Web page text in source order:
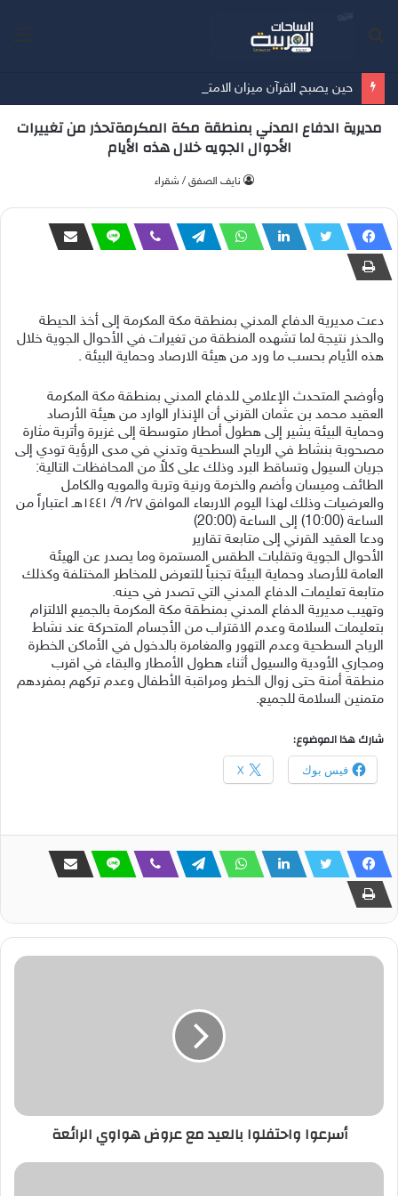
مديرية الدفاع المدني بمنطقة مكة المكرمةتحذر من تغييرات
الأحوال الجويه خلال هذه الأيام
‫نايف الصفق / شقراء
دعت مديرية الدفاع المدني بمنطقة مكة المكرمة إلى أخذ الحيطة
والحذر نتيجة لما تشهده المنطقة من تغيرات في الأحوال الجوية خلال
هذه الأيام بحسب ما ورد من هيئة الارصاد وحماية البيئة .
‏‎وأوضح المتحدث الإعلامي للدفاع المدني بمنطقة مكة المكرمة
العقيد محمد بن عثمان القرني أن الإنذار الوارد من هيئة الأرصاد
وحماية البيئة يشير إلى هطول أمطار متوسطة إلى غزيرة وأتربة مثارة
مصحوبة بنشاط في الرياح السطحية وتدني في مدى الرؤية تودي إلى
جريان السيول وتساقط البرد وذلك على كلاً من المحافظات التالية:
الطائف وميسان وأضم والخرمة ورنية وتربة والمويه والكامل
والعرضيات وذلك لهذا اليوم الاربعاء الموافق ٢٧/ ٩/ ١٤٤١هـ اعتباراً من
الساعة (10:00) إلى الساعة (20:00)
ودعا العقيد القرني إلى متابعة تقارير
‏‎الأحوال الجوية وتقلبات الطقس المستمرة وما يصدر عن الهيئة
العامة للأرصاد وحماية البيئة تجنباً للتعرض للمخاطر المختلفة وكذلك
متابعة تعليمات الدفاع المدني التي تصدر في حينه.
‏‎وتهيب مديرية الدفاع المدني بمنطقة مكة المكرمة بالجميع الالتزام
بتعليمات السلامة وعدم الاقتراب من الأجسام المتحركة عند نشاط
الرياح السطحية وعدم التهور والمغامرة بالدخول في الأماكن الخطرة
ومجاري الأودية والسيول أثناء هطول الأمطار والبقاء في اقرب
منطقة أمنة حتى زوال الخطر ومراقبة الأطفال وعدم تركهم بمفردهم
متمنين السلامة للجميع.
شارك هذا الموضوع:
فيس بوك X
أسرعوا واحتفلوا بالعيد مع عروض هواوي الرائعة